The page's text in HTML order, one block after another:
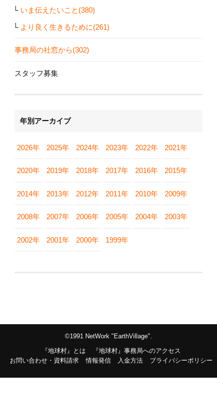
いま伝えたいこと(380)
より良く生きるために(261)
事務局の社窓から(302)
スタッフ募集
年別アーカイブ
2026年 2025年 2024年 2023年 2022年 2021年
2020年 2019年 2018年 2017年 2016年 2015年
2014年 2013年 2012年 2011年 2010年 2009年
2008年 2007年 2006年 2005年 2004年 2003年
2002年 2001年 2000年 1999年
©1991 NetWork "EarthVillage".
『地球村』とは
『地球村』事務局へのアクセス
お問い合わせ・資料請求
情報発信 入金方法 プライバシーポリシー